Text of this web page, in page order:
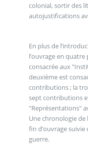
colonial, sortir des
autojustifications
En plus de
l’ouvrage en
consacrée aux
deuxième est
contributions ; la
sept contributions
"Représentations"
Une chronologie de
fin d’ouvrage
guerre.